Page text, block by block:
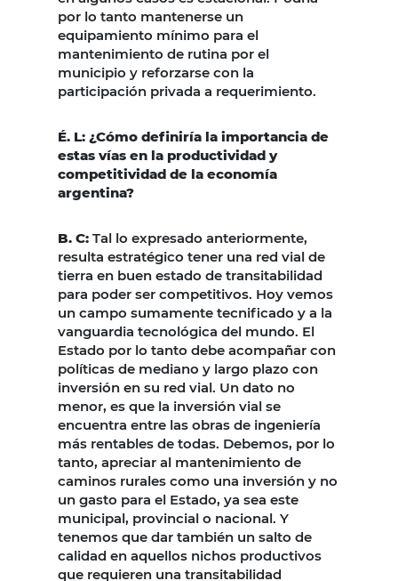
por lo tanto mantenerse un
equipamiento mínimo para el
mantenimiento de rutina por el
municipio y reforzarse con la
participación privada a requerimiento.
É. L: ¿Cómo definiría la importancia de
estas vías en la productividad y
competitividad de la economía
argentina?
B. C: Tal lo expresado anteriormente,
resulta estratégico tener una red vial de
tierra en buen estado de transitabilidad
para poder ser competitivos. Hoy vemos
un campo sumamente tecnificado y a la
vanguardia tecnológica del mundo. El
Estado por lo tanto debe acompañar con
políticas de mediano y largo plazo con
inversión en su red vial. Un dato no
menor, es que la inversión vial se
encuentra entre las obras de ingeniería
más rentables de todas. Debemos, por lo
tanto, apreciar al mantenimiento de
caminos rurales como una inversión y no
un gasto para el Estado, ya sea este
municipal, provincial o nacional. Y
tenemos que dar también un salto de
calidad en aquellos nichos productivos
que requieren una transitabilidad